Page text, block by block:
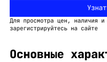
Для просмотра цен, наличия и
зарегистрируйтесь на сайте
Основные